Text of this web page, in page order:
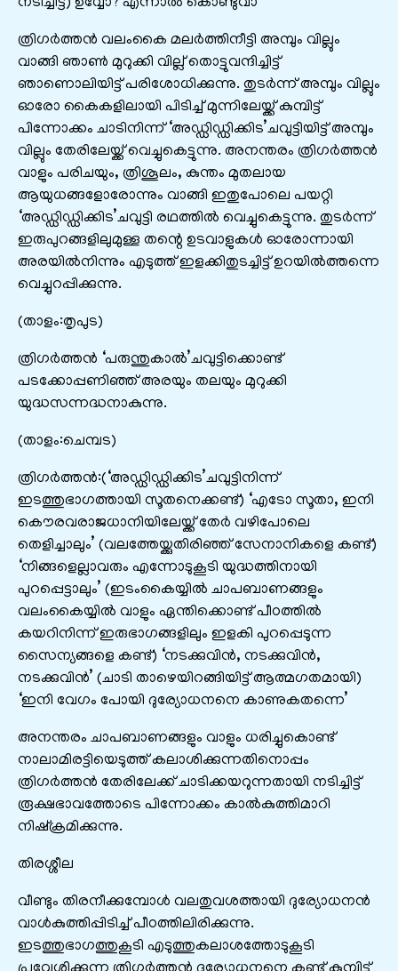
നടിച്ചിട്ട്)’ഉവ്വോ? എന്നാൽ കൊണ്ടുവാ’
ത്രിഗര്‍ത്തന്‍ വലംകൈ മലർത്തിനീട്ടി അമ്പും വില്ലും
വാങ്ങി ഞാണ്‍ മുറുക്കി വില്ല് തൊട്ടുവന്ദിച്ചിട്ട്
ഞാണൊലിയിട്ട് പരിശോധിക്കുന്നു. തുടർന്ന് അമ്പും വില്ലും
ഓരോ കൈകളിലായി പിടിച്ച് മുന്നിലേയ്ക്ക് കുമ്പിട്ട്
പിന്നോക്കം ചാടിനിന്ന് ‘അഡ്ഡിഡ്ഡിക്കിട’ചവുട്ടിയിട്ട് അമ്പും
വില്ലും തേരിലേയ്ക്ക് വെച്ചുകെട്ടുന്നു. അനന്തരം ത്രിഗര്‍ത്തന്‍
വാളും പരിചയും, ത്രിശൂലം, കുന്തം മുതലായ
ആയുധങ്ങളോരോന്നും വാങ്ങി ഇതുപോലെ പയറ്റി
‘അഡ്ഡിഡ്ഡിക്കിട’ചവുട്ടി രഥത്തില്‍ വെച്ചുകെട്ടുന്നു. തുടര്‍ന്ന്
ഇരുപുറങ്ങളിലുമുള്ള തന്റെ ഉടവാളുകള്‍ ഓരോന്നായി
അരയിൽനിന്നും എടുത്ത് ഇളക്കിതുടച്ചിട്ട് ഉറയിൽത്തന്നെ
വെച്ചുറപ്പിക്കുന്നു.
(താളം:തൃപുട)
ത്രിഗര്‍ത്തന്‍ ‘പരുന്തുകാൽ’ചവുട്ടിക്കൊണ്ട്
പടക്കോപ്പണിഞ്ഞ് അരയും തലയും മുറുക്കി
യുദ്ധസന്നദ്ധനാകുന്നു.
(താളം:ചെമ്പട)
ത്രിഗര്‍ത്തന്‍:(‘അഡ്ഡിഡ്ഡിക്കിട’ചവുട്ടിനിന്ന്
ഇടത്തുഭാഗത്തായി സൂതനെക്കണ്ട്) ‘എടോ സൂതാ, ഇനി
കൌരവരാജധാനിയിലേയ്ക്ക് തേര്‍ വഴിപോലെ
തെളിച്ചാലും’ (വലത്തേയ്ക്കുതിരിഞ്ഞ് സേനാനികളെ കണ്ട്)
‘നിങ്ങളെല്ലാവരും എന്നോടുകൂടി യുദ്ധത്തിനായി
പുറപ്പെട്ടാലും‍’ (ഇടംകൈയ്യിൽ ചാപബാണങ്ങളും
വലംകൈയ്യിൽ വാളും ഏന്തിക്കൊണ്ട് പീഠത്തില്‍
കയറിനിന്ന് ഇരുഭാഗങ്ങളിലും ഇളകി പുറപ്പെടുന്ന
സൈന്യങ്ങളെ കണ്ട്) ‘നടക്കുവിന്‍, നടക്കുവിൻ,
നടക്കുവിന്‍’ (ചാടി താഴെയിറങ്ങിയിട്ട് ആത്മഗതമായി)
‘ഇനി വേഗം പോയി ദുര്യോധനനെ കാണുകതന്നെ’
അനന്തരം ചാപബാണങ്ങളും വാളും ധരിച്ചുകൊണ്ട്
നാലാമിരട്ടിയെടുത്ത് കലാശിക്കുന്നതിനൊപ്പം
ത്രിഗര്‍ത്തന്‍ തേരിലേക്ക് ചാടിക്കയറുന്നതായി നടിച്ചിട്ട്
രൂക്ഷഭാവത്തോടെ പിന്നോക്കം കാല്‍കുത്തിമാറി
നിഷ്ക്രമിക്കുന്നു.
തിരശ്ശീല
വീണ്ടും തിരനീക്കുമ്പോള്‍ വലതുവശത്തായി ദുര്യോധനന്‍
വാള്‍കുത്തിപ്പിടിച്ച് പീഠത്തിലിരിക്കുന്നു.
ഇടത്തുഭാഗത്തുകൂടി എടുത്തുകലാശത്തോടുകൂടി